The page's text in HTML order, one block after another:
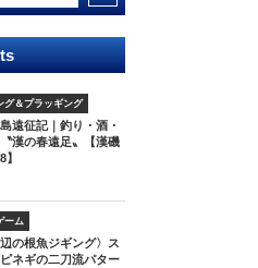
グ＆プラッギング
遠征記｜釣り・酒・
漢の春遠足〟【漢磯
ーム
辺の根魚ジギング〉ス
ネギの二刀流パター